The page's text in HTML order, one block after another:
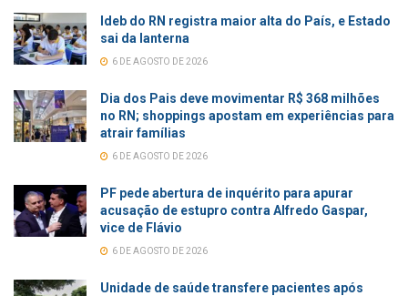
Ideb do RN registra maior alta do País, e Estado
sai da lanterna
6 DE AGOSTO DE 2026
Dia dos Pais deve movimentar R$ 368 milhões
no RN; shoppings apostam em experiências para
atrair famílias
6 DE AGOSTO DE 2026
PF pede abertura de inquérito para apurar
acusação de estupro contra Alfredo Gaspar,
vice de Flávio
6 DE AGOSTO DE 2026
Unidade de saúde transfere pacientes após